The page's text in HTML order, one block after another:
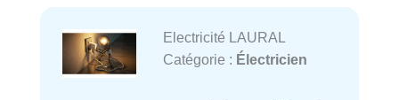
Electricité LAURAL
Catégorie : Électricien